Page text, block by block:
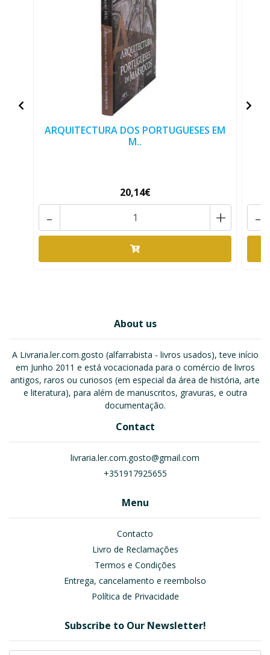
ARQUITECTURA DOS PORTUGUESES EM
M..
20,14€
+
- -
About us
A Livraria.ler.com.gosto (alfarrabista - livros usados), teve início
em Junho 2011 e está vocacionada para o comércio de livros
antigos, raros ou curiosos (em especial da área de história, arte
e literatura), para além de manuscritos, gravuras, e outra
documentação.
Contact
livraria.ler.com.gosto@gmail.com
+351917925655
Menu
Contacto
Livro de Reclamações
Termos e Condições
Entrega, cancelamento e reembolso
Política de Privacidade
Subscribe to Our Newsletter!